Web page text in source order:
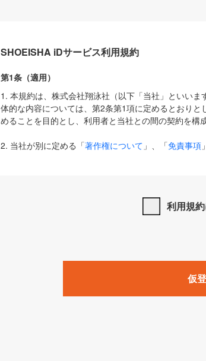
SHOEISHA iDサービス利用規約
第1条（適用）
1. 本規約は、株式会社翔泳社（以下「当社」といい
体的な内容については、第2条第1項に定めるとおり
めることを目的とし、利用者と当社との間の契約を構
2. 当社が別に定める「著作権について 」、「免責事項
は、本規約の規定が優先して適用されるものとします。
1. 「本サービス」とは、当社が提供する以下のサー
みます）及びこれらサービスに関連して当社が実施す
「SEBook」「SEShop」「CodeZine」「MarkeZine
利用規
仮